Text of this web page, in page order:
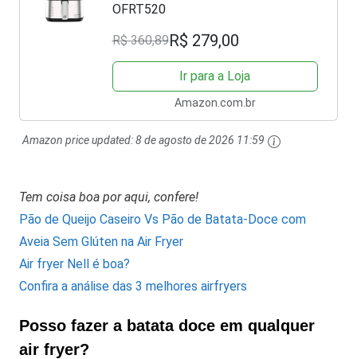
OFRT520
R$ 360,89R$ 279,00
Ir para a Loja
Amazon.com.br
Amazon price updated:8 de agosto de 2026 11:59
Tem coisa boa por aqui, confere!
Pão de Queijo Caseiro Vs Pão de Batata-Doce com
Aveia Sem Glúten na Air Fryer
Air fryer Nell é boa?
Confira a análise das 3 melhores airfryers
Posso fazer a batata doce em qualquer
air fryer?